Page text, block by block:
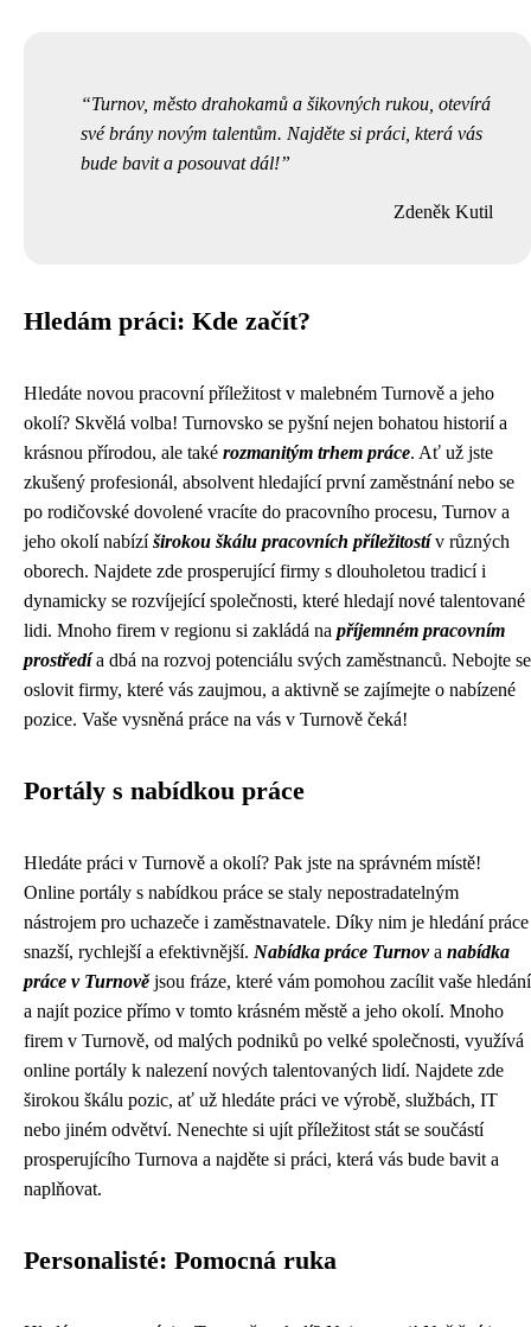
Turnov, město drahokamů a šikovných rukou, otevírá
své brány novým talentům. Najděte si práci, která vás
bude bavit a posouvat dál!
Zdeněk Kutil
Hledám práci: Kde začít?
Hledáte novou pracovní příležitost v malebném Turnově a jeho
okolí? Skvělá volba! Turnovsko se pyšní nejen bohatou historií a
krásnou přírodou, ale také rozmanitým trhem práce. Ať už jste
zkušený profesionál, absolvent hledající první zaměstnání nebo se
po rodičovské dovolené vracíte do pracovního procesu, Turnov a
jeho okolí nabízíširokou škálu pracovních příležitostív různých
oborech. Najdete zde prosperující firmy s dlouholetou tradicí i
dynamicky se rozvíjející společnosti, které hledají nové talentované
lidi. Mnoho firem v regionu si zakládá na příjemném pracovním
prostředía dbá na rozvoj potenciálu svých zaměstnanců. Nebojte se
oslovit firmy, které vás zaujmou, a aktivně se zajímejte o nabízené
pozice. Vaše vysněná práce na vás v Turnově čeká!
Portály s nabídkou práce
Hledáte práci v Turnově a okolí? Pak jste na správném místě!
Online portály s nabídkou práce se staly nepostradatelným
nástrojem pro uchazeče i zaměstnavatele. Díky nim je hledání práce
snazší, rychlejší a efektivnější. Nabídka práce Turnova nabídka
práce v Turnovějsou fráze, které vám pomohou zacílit vaše hledání
a najít pozice přímo v tomto krásném městě a jeho okolí. Mnoho
firem v Turnově, od malých podniků po velké společnosti, využívá
online portály k nalezení nových talentovaných lidí. Najdete zde
širokou škálu pozic, ať už hledáte práci ve výrobě, službách, IT
nebo jiném odvětví. Nenechte si ujít příležitost stát se součástí
prosperujícího Turnova a najděte si práci, která vás bude bavit a
naplňovat.
Personalisté: Pomocná ruka